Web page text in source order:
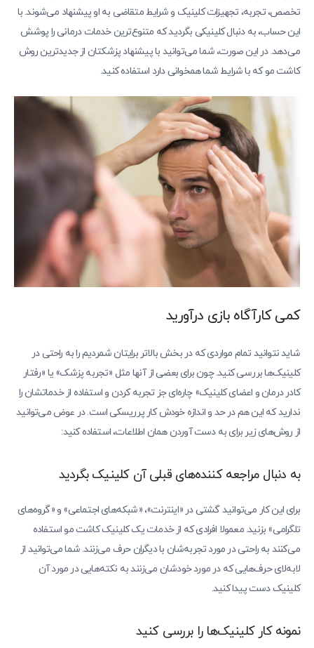
تخصص، تجربه، تجهیزات کلینیک و شرایط متقاضی به او پیشنهاد می‌شوند. با
این حساب، به دنبال کلینیکی بگردید که متنوع‌ترین خدمات درمانی را پوشش
می‌دهد. در این صورت، شما می‌توانید با پیشنهاد پزشکتان از جدیدترین روش
کاشت مو که با شرایط شما همخوانی دارد استفاده کنید.
کمی کارآگاه بازی درآورید
شاید نتوانید تمام مواردی که در بخش بالاتر برایتان شمردیم را به راحتی در
کلینیک‌ها بررسی کنید. چون برای بعضی از آنها مثل «تجربه پزشک» یا «رفتار
کادر درمان و اعضای کلینیک» چاره‌ای جز تجربه کردن و استفاده از خدماتشان را
ندارید که این هم در حد و اندازه خودش کار پرریسکی است. در عوض می‌توانید
از روش‌های زیر برای به دست آوردن همان اطلاعات، استفاده کنید:
به دنبال مراجعه کننده‌های قبلی آن کلینیک بگردید
برای این کار می‌توانید گشتی در «اینترنت»، «شبکه‌های اجتماعی» و «گروه‌های
تلگرامی» بزنید. معمولا افرادی که از خدمات یک کلینیک کاشت مو استفاده
می‌کنند به راحتی در مورد تجربه‌شان با دیگران حرف می‌زنند. شما می‌توانید از
لابه‌لای حرف‌هایی که در مورد خودشان می‌زنند به نکته‌هایی در مورد آن
کلینیک دست پیدا کنید.
نمونه کار کلینیک‌ها را بررسی کنید